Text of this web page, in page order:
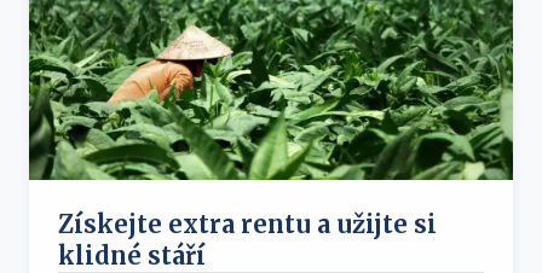
Získejte extra rentu a užijte si
klidné stáří